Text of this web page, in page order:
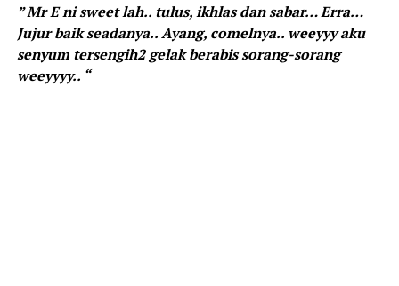
” Mr E ni sweet lah.. tulus, ikhlas dan sabar… Erra…
Jujur baik seadanya.. Ayang, comelnya.. weeyyy aku
senyum tersengih2 gelak berabis sorang-sorang
weeyyyy.. “